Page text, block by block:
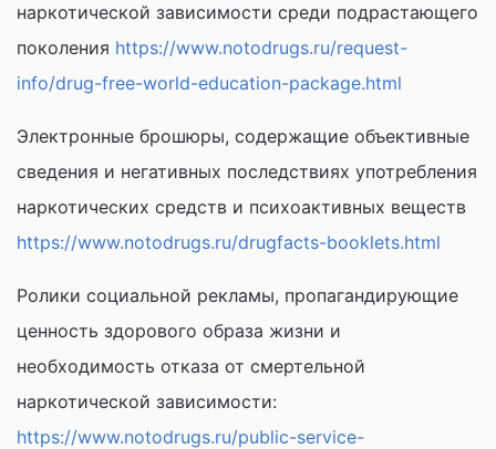
наркотической зависимости среди подрастающего
поколения https://www.notodrugs.ru/request-
info/drug-free-world-education-package.html
Электронные брошюры, содержащие объективные
сведения и негативных последствиях употребления
наркотических средств и психоактивных веществ
https://www.notodrugs.ru/drugfacts-booklets.html
Ролики социальной рекламы, пропагандирующие
ценность здорового образа жизни и
необходимость отказа от смертельной
наркотической зависимости:
https://www.notodrugs.ru/public-service-